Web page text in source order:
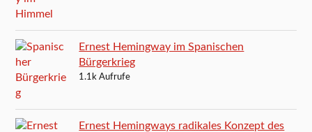
Ernest Hemingway im Spanischen
Bürgerkrieg
1.1k Aufrufe
Ernest Hemingways radikales Konzept des